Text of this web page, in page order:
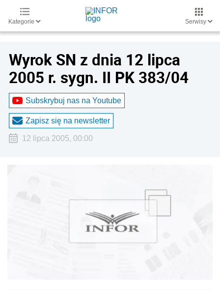
Kategorie Serwisy
Wyrok SN z dnia 12 lipca
2005 r. sygn. II PK 383/04
Subskrybuj nas na Youtube
Zapisz się na newsletter
12 lipca 2005, 00:00